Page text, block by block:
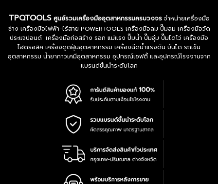
TPQTOOLS ศูนย์รวมเครื่องมืออุตสาหกรรมครบวงจรจำหน่ายเครื่องมือ
ช่าง เครื่องมือไฟฟ้า-ไร้สาย POWERTOOLS เครื่องมือลม ปั๊มลม เครื่องมือวัด
ประแจปอนด์ เครื่องมือก่อสร้าง รอก แม่แรง ปั๊มน้ำ ปั๊มจุ่ม ปั๊มไดโว่ เครื่องมือ
ไฮดรอลิค เครื่องดูดฝุ่นอุตสาหกรรม เครื่องฉีดน้ำแรงดัน บันได รถเข็น
อุตสาหกรรม น้ำยากาวเคมีอุตสาหกรรม อุปกรณ์เซฟตี้ และอุปกรณ์โรงงานจาก
แบรนด์ชั้นนำระดับโลก